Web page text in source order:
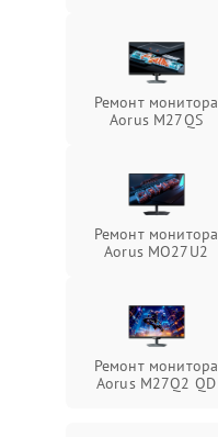
Ремонт монитора
Aorus M27QS
Ремонт монитора
Aorus MO27U2
Ремонт монитора
Aorus M27Q2 QD